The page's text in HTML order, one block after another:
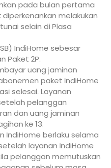
pada bulan pertama
melakukan
selain di Plasa
IndiHome sebesar
Paket 2P.
uang jaminan
paket IndiHome
selesai. Layanan
pelanggan
dan uang jaminan
ke 13.
IndiHome berlaku selama
layanan IndiHome
pelanggan memutuskan